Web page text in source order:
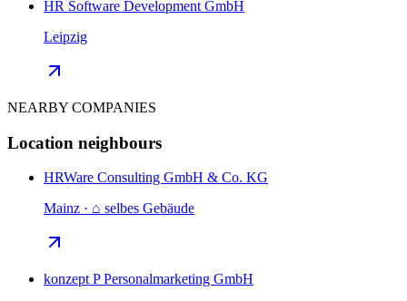
HR Software Development GmbH
Leipzig
NEARBY COMPANIES
Location neighbours
HRWare Consulting GmbH & Co. KG
Mainz · ⌂ selbes Gebäude
konzept P Personalmarketing GmbH